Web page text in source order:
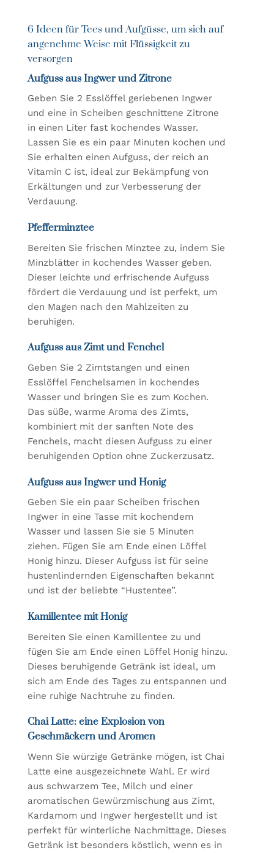
6 Ideen für Tees und Aufgüsse, um sich auf
angenehme Weise mit Flüssigkeit zu
versorgen
Aufguss aus Ingwer und Zitrone
Geben Sie 2 Esslöffel geriebenen Ingwer
und eine in Scheiben geschnittene Zitrone
in einen Liter fast kochendes Wasser.
Lassen Sie es ein paar Minuten kochen und
Sie erhalten einen Aufguss, der reich an
Vitamin C ist, ideal zur Bekämpfung von
Erkältungen und zur Verbesserung der
Verdauung.
Pfefferminztee
Bereiten Sie frischen Minztee zu, indem Sie
Minzblätter in kochendes Wasser geben.
Dieser leichte und erfrischende Aufguss
fördert die Verdauung und ist perfekt, um
den Magen nach den Mahlzeiten zu
beruhigen.
Aufguss aus Zimt und Fenchel
Geben Sie 2 Zimtstangen und einen
Esslöffel Fenchelsamen in kochendes
Wasser und bringen Sie es zum Kochen.
Das süße, warme Aroma des Zimts,
kombiniert mit der sanften Note des
Fenchels, macht diesen Aufguss zu einer
beruhigenden Option ohne Zuckerzusatz.
Aufguss aus Ingwer und Honig
Geben Sie ein paar Scheiben frischen
Ingwer in eine Tasse mit kochendem
Wasser und lassen Sie sie 5 Minuten
ziehen. Fügen Sie am Ende einen Löffel
Honig hinzu. Dieser Aufguss ist für seine
hustenlindernden Eigenschaften bekannt
und ist der beliebte “Hustentee”.
Kamillentee mit Honig
Bereiten Sie einen Kamillentee zu und
fügen Sie am Ende einen Löffel Honig hinzu.
Dieses beruhigende Getränk ist ideal, um
sich am Ende des Tages zu entspannen und
eine ruhige Nachtruhe zu finden.
Chai Latte: eine Explosion von
Geschmäckern und Aromen
Wenn Sie würzige Getränke mögen, ist Chai
Latte eine ausgezeichnete Wahl. Er wird
aus schwarzem Tee, Milch und einer
aromatischen Gewürzmischung aus Zimt,
Kardamom und Ingwer hergestellt und ist
perfekt für winterliche Nachmittage. Dieses
Getränk ist besonders köstlich, wenn es in